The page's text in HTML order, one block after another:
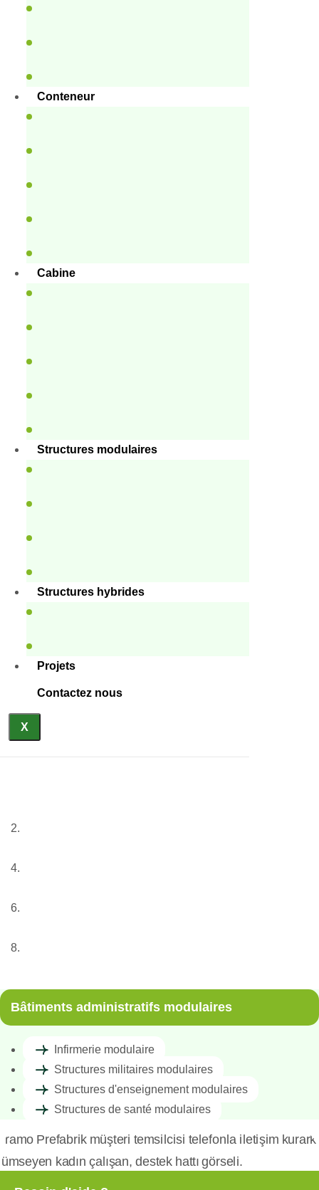
Conteneur
Cabine
Structures modulaires
Structures hybrides
Projets
Contactez nous
X
Bâtiments administratifs modulaires
Infirmerie modulaire
Structures militaires modulaires
Structures d'enseignement modulaires
Structures de santé modulaires